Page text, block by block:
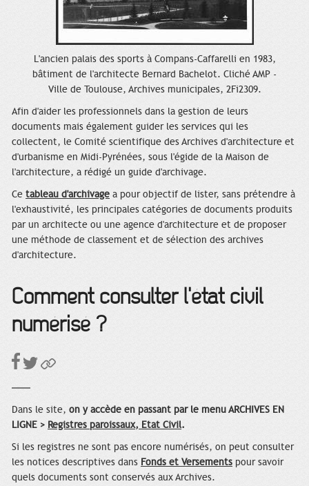
L'ancien palais des sports à Compans-Caffarelli en 1983,
bâtiment de l'architecte Bernard Bachelot. Cliché AMP -
Ville de Toulouse, Archives municipales, 2Fi2309.
Afin d'aider les professionnels dans la gestion de leurs
documents mais également guider les services qui les
collectent, le Comité scientifique des Archives d'architecture et
d'urbanisme en Midi-Pyrénées, sous l'égide de la Maison de
l'architecture, a rédigé un guide d'archivage.
Ce tableau d'archivage a pour objectif de lister, sans prétendre à
l'exhaustivité, les principales catégories de documents produits
par un architecte ou une agence d'architecture et de proposer
une méthode de classement et de sélection des archives
d'architecture.
Comment consulter l'état civil
numérisé ?
Dans le site, on y accède en passant par le menu ARCHIVES EN
LIGNE > Registres paroissaux, Etat Civil.
Si les registres ne sont pas encore numérisés, on peut consulter
les notices descriptives dans Fonds et Versements pour savoir
quels documents sont conservés aux Archives.